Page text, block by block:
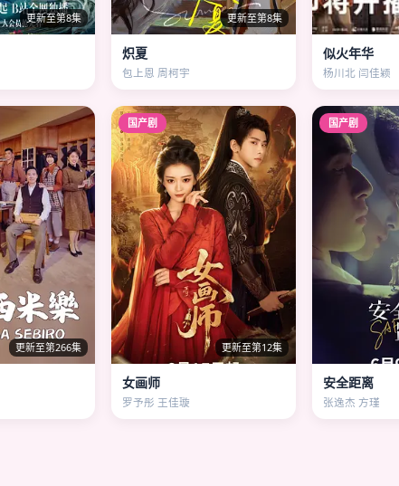
更新至第8集 更新至第8集
炽夏
包上恩 周柯宇
似火年华
杨川北 闫佳颖
更新至第266集
国产剧
更新至第12集
女画师
罗予彤 王佳璇
国产剧
安全距离
张逸杰 方瑾